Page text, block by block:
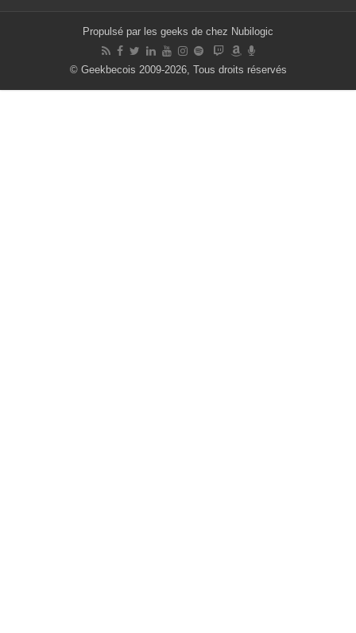
Propulsé par les geeks de chez Nubilogic
© Geekbecois 2009-2026, Tous droits réservés